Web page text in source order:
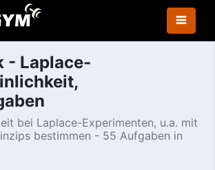
- Laplace-
bei Laplace-Experimenten, u.a. mit
bestimmen - 55 Aufgaben in